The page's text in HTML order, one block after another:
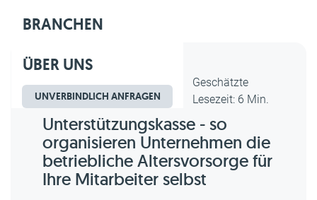
BRANCHEN
ÜBER UNS
UNVERBINDLICH ANFRAGEN
Dipl.-Kfm. Christian Gebert,
erstellt am 22.07.2022
Geschätzte
Lesezeit: 6 Min.
Unterstützungskasse - so
organisieren Unternehmen die
betriebliche Altersvorsorge für
Ihre Mitarbeiter selbst